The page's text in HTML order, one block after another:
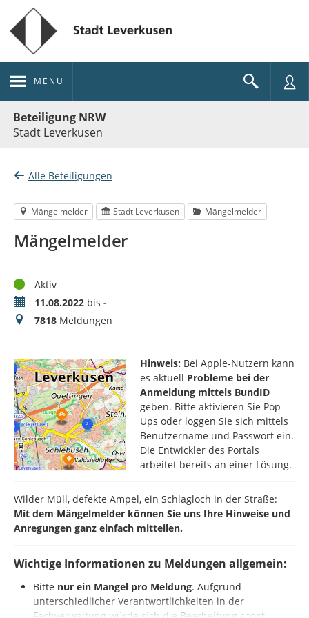
MENÜ
Beteiligung NRW
Stadt Leverkusen
Alle Beteiligungen
Mängelmelder Stadt Leverkusen Mängelmelder
Mängelmelder
StatusAktiv
Zeitraum11.08.2022 bis -
Meldungen
7818 Meldungen
Hinweis: Bei Apple-Nutzern kann
es aktuell Probleme bei der
Anmeldung mittels BundID
geben. Bitte aktivieren Sie Pop-
Ups oder loggen Sie sich mittels
Benutzername und Passwort ein.
Die Entwickler des Portals
arbeitet bereits an einer Lösung.
Wilder Müll, defekte Ampel, ein Schlagloch in der Straße:
Mit dem Mängelmelder können Sie uns Ihre Hinweise und
Anregungen ganz einfach mitteilen.
Wichtige Informationen zu Meldungen allgemein:
Bitte nur ein Mangel pro Meldung. Aufgrund
unterschiedlicher Verantwortlichkeiten in der